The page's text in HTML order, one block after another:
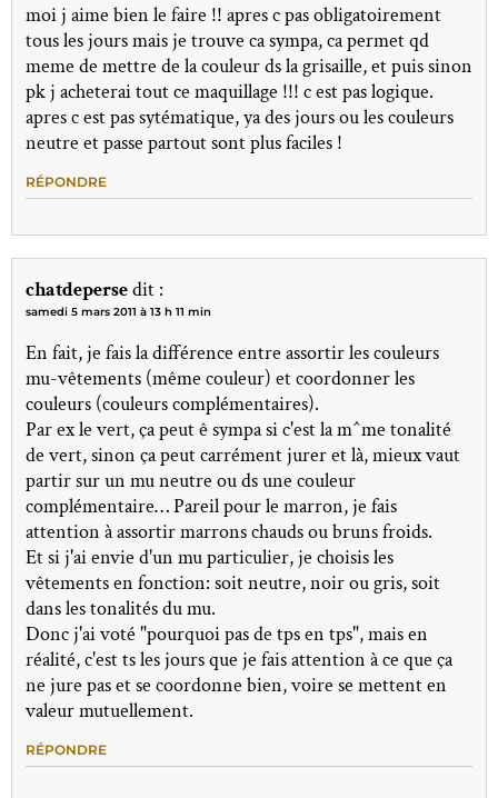
moi j aime bien le faire !! apres c pas obligatoirement
tous les jours mais je trouve ca sympa, ca permet qd
meme de mettre de la couleur ds la grisaille, et puis sinon
pk j acheterai tout ce maquillage !!! c est pas logique.
apres c est pas sytématique, ya des jours ou les couleurs
neutre et passe partout sont plus faciles !
RÉPONDRE
chatdepersedit :
samedi 5 mars 2011 à 13 h 11 min
En fait, je fais la différence entre assortir les couleurs
mu-vêtements (même couleur) et coordonner les
couleurs (couleurs complémentaires).
Par ex le vert, ça peut ê sympa si c'est la m^me tonalité
de vert, sinon ça peut carrément jurer et là, mieux vaut
partir sur un mu neutre ou ds une couleur
complémentaire… Pareil pour le marron, je fais
attention à assortir marrons chauds ou bruns froids.
Et si j'ai envie d'un mu particulier, je choisis les
vêtements en fonction: soit neutre, noir ou gris, soit
dans les tonalités du mu.
Donc j'ai voté "pourquoi pas de tps en tps", mais en
réalité, c'est ts les jours que je fais attention à ce que ça
ne jure pas et se coordonne bien, voire se mettent en
valeur mutuellement.
RÉPONDRE